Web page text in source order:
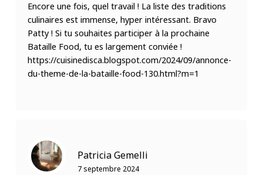
Encore une fois, quel travail ! La liste des traditions
culinaires est immense, hyper intéressant. Bravo
Patty ! Si tu souhaites participer à la prochaine
Bataille Food, tu es largement conviée !
https://cuisinedisca.blogspot.com/2024/09/annonce-
du-theme-de-la-bataille-food-130.html?m=1
Patricia Gemelli
7 septembre 2024